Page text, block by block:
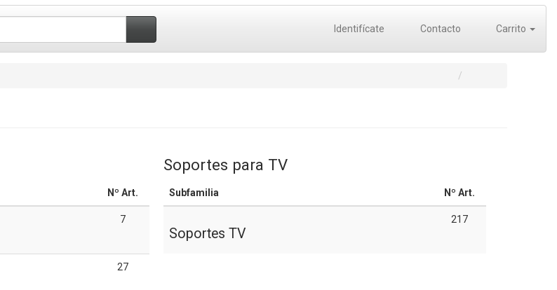
Identifícate Contacto Carrito
Nº Art.
7
27
Soportes para TV
Subfamilia Nº Art.
Soportes TV
217